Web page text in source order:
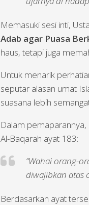
Memasuki sesi inti,
Adab agar Puasa
haus, tetapi juga
Untuk menarik
seputar alasan umat
suasana lebih
Dalam
Al-Baqarah ayat 183:
“Wahai orang-
diwajibkan atas
Berdasarkan ayat